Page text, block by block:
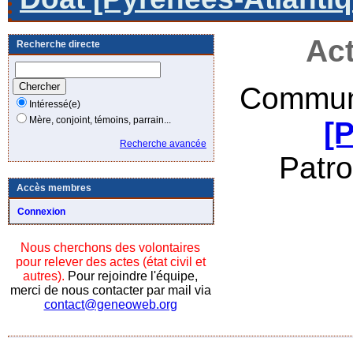
Recherche directe
Intéressé(e)
Mère, conjoint, témoins, parrain...
Recherche avancée
Accès membres
Connexion
Nous cherchons des volontaires
pour relever des actes (état civil et
autres). Pour rejoindre l'équipe,
merci de nous contacter par mail via
contact@geneoweb.org